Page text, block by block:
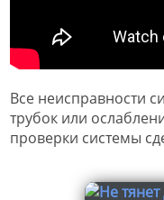
Все неисправности
трубок или
проверки системы